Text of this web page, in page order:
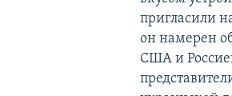
пригласили
он намерен
США и